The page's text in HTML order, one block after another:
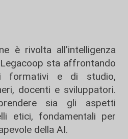
è rivolta all’intelligenza
sta affrontando
formativi e di studio,
docenti e sviluppatori.
sia gli aspetti
etici, fondamentali per
della AI.